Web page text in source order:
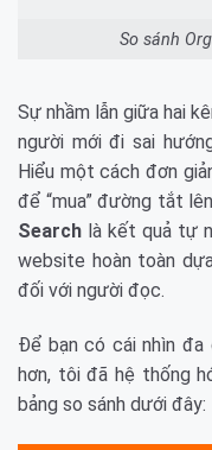
So sánh
Sự nhầm lẫn giữa hai
người mới đi sai
Hiểu một cách đơn
để “mua” đường tắt
Search là kết quả tự
website hoàn toàn
đối với người đọc.
Để bạn có cái nhìn đa
hơn, tôi đã hệ thống
bảng so sánh dưới đây: